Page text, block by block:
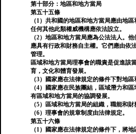
第十部分：地區和地方當局
第五十五條
（1）共和國的地區和地方當局應由地區
任何其他此類權威機構應依法設立。
（2）地區和地方當局應為公法法人。
應具有行政和財務自主權。它們應由依
管理。
區域和地方當局理事會的職責是促進該
育，文化和體育發展。
（3）國家應在法律規定的條件下對地區
（4）國家應在民族團結，區域潛力和
有區域和地方當局的協調發展。
（5）區域和地方當局的組織，職能和財
（6）理事會的規章制度由法律規定。
第五十六條
（1）國家應在法律規定的條件下，將